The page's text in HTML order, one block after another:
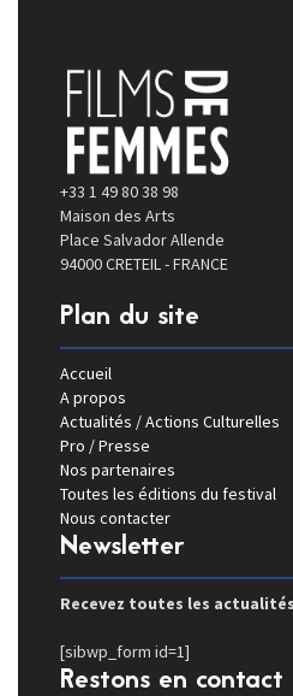
+33 1 49 80 38 98
Maison des Arts
Place Salvador Allende
94000 CRETEIL - FRANCE
Plan du site
Accueil
A propos
Actualités / Actions Culturelles
Pro / Presse
Nos partenaires
Toutes les éditions du festival
Nous contacter
Newsletter
Recevez toutes les
[sibwp_form id=1]
Restons en contact